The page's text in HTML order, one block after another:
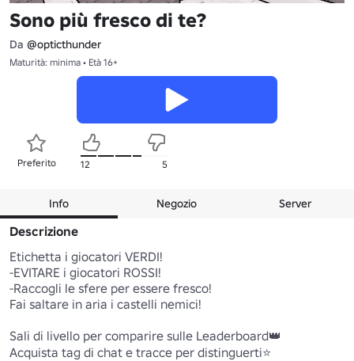
Sono più fresco di te?
Da @opticthunder
Maturità: minima • Età 16+
Preferito 12 5
Info Negozio Server
Descrizione
Etichetta i giocatori VERDI!
-EVITARE i giocatori ROSSI!
-Raccogli le sfere per essere fresco!
Fai saltare in aria i castelli nemici!
Sali di livello per comparire sulle Leaderboard👑
Acquista tag di chat e tracce per distinguerti⭐